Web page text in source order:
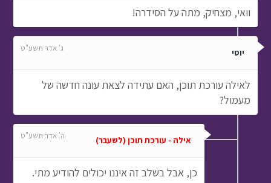
וואי, מצחיק, מתה על הסידרה!
יוסי ג' אדר תשע"ט
לאילה עורכת תוכן, האם עתידה לצאת עונה חדשה של
מעמול?
אילה - עורכת תוכן (לשעבר) ה' אדר תשע"ט
כן, אבל בשלב זה איננו יכולים להודיע מתי.